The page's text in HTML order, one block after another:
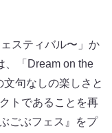
スティバル〜」か
、「Dream on the
句なしの楽しさと
トであることを再
ごぶフェス』をプ